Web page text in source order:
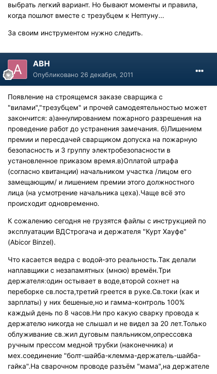
выбрать легкий вариант. Но бывают моменты и правила,
когда пошлют вместе с трезубцем к Нептуну...
За своим инструментом нужно следить.
АВН
Опубликовано 26 декабря, 2011
Появление на строящемся заказе сварщика с
"вилами","трезубцем" и прочей самодеятельностью может
закончится: а)аннулированием пожарного разрешения на
проведение работ до устранения замечания. б)Лишением
премии и пересдачей сварщиком допуска на пожарную
безопасность и 3 группу электробезопасности в
установленное приказом время.в)Оплатой штрафа
(согласно квитанции) начальником участка /лицом его
замещающим/ и лишением премии этого должностного
лица (на усмотрение начальника цеха).Чаще всё это
происходит одновременно.
К сожалению сегодня не грузятся файлы с инструкцией по
эксплуатации ВДСтрогача и держателя "Курт Хауфе"
(Abicor Binzel).
Что касается ведра с водой-это реальность.Так делали
наплавщики с незапамятных (мною) времён.Три
держателя:один остывает в воде,второй сохнет на
переборке св.поста,третий греется в руке.Св.токи (как и
зарплаты) у них бешеные,но и гамма-контроль 100%
каждый день по 8 часов.Ни про какую сварку провода к
держателю никогда не слышал и не видел за 20 лет.Только
облуживание св.жил дуговым паяльником,опрессовка
ручным прессом медной трубки (наконечника) и
мех.соединение "болт-шайба-клемма-держатель-шайба-
гайка".На сварочном проводе разъём "мама",на держателе